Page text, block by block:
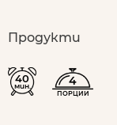
Продукти
40
мин. 4
ПОРЦИИ